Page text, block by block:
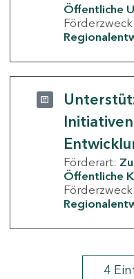
Öffentliche
Förderzweck:
Förderart:
Öffentliche
Förderzweck:
4